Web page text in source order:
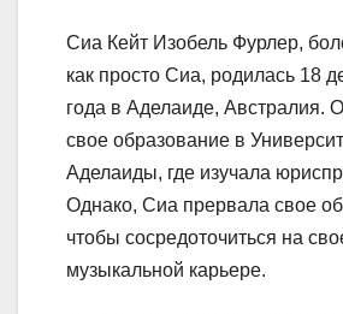
Сиа Кейт Изобель Фурлер,
как просто Сиа, родилась 18
года в Аделаиде, Австралия.
свое образование в
Аделаиды, где изучала
Однако, Сиа прервала свое
чтобы сосредоточиться на
музыкальной карьере.